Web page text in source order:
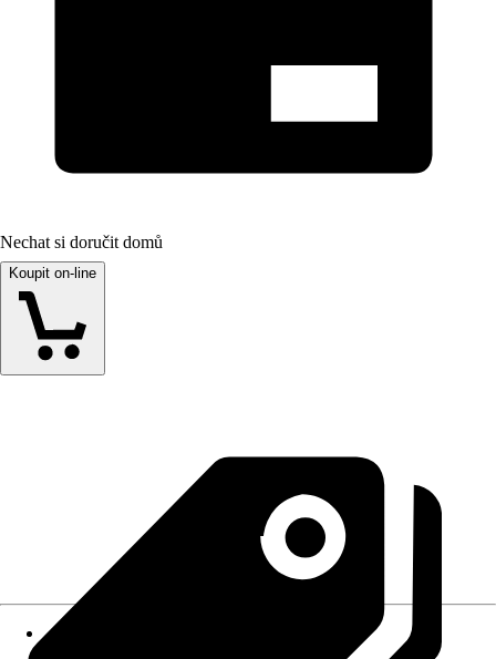
Nechat si doručit domů
Koupit on-line